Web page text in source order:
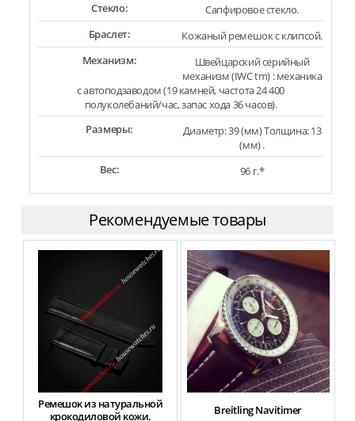
Стекло:
Сапфировое стекло.
Браслет:
Кожаный ремешок с клипсой.
Механизм:
Швейцарский серийный
механизм (IWC tm) : механика
с автоподзаводом (19 камней, частота 24 400
полуколебаний/час, запас хода 36 часов).
Размеры:
Диаметр: 39 (мм) Толщина: 13
(мм) .
Вес:
96 г.*
Рекомендуемые товары
Ремешок из натуральной
крокодиловой кожи.
Breitling Navitimer